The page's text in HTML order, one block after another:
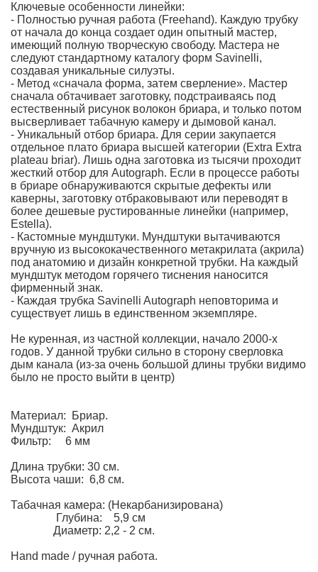
Ключевые особенности линейки:
- Полностью ручная работа (Freehand). Каждую трубку
от начала до конца создает один опытный мастер,
имеющий полную творческую свободу. Мастера не
следуют стандартному каталогу форм Savinelli,
создавая уникальные силуэты.
- Метод «сначала форма, затем сверление». Мастер
сначала обтачивает заготовку, подстраиваясь под
естественный рисунок волокон бриара, и только потом
высверливает табачную камеру и дымовой канал.
- Уникальный отбор бриара. Для серии закупается
отдельное плато бриара высшей категории (Extra Extra
plateau briar). Лишь одна заготовка из тысячи проходит
жесткий отбор для Autograph. Если в процессе работы
в бриаре обнаруживаются скрытые дефекты или
каверны, заготовку отбраковывают или переводят в
более дешевые рустированные линейки (например,
Estella).
- Кастомные мундштуки. Мундштуки вытачиваются
вручную из высококачественного метакрилата (акрила)
под анатомию и дизайн конкретной трубки. На каждый
мундштук методом горячего тиснения наносится
фирменный знак.
- Каждая трубка Savinelli Autograph неповторима и
существует лишь в единственном экземпляре.
Не куренная, из частной коллекции, начало 2000-х
годов. У данной трубки сильно в сторону сверловка
дым канала (из-за очень большой длины трубки видимо
было не просто выйти в центр)
Материал: Бриар.
Мундштук: Акрил
Фильтр: 6 мм
Длина трубки: 30 см.
Высота чаши: 6,8 см.
Табачная камера: (Некарбанизирована)
Глубина: 5,9 см
Диаметр: 2,2 - 2 см.
Hand made / ручная работа.